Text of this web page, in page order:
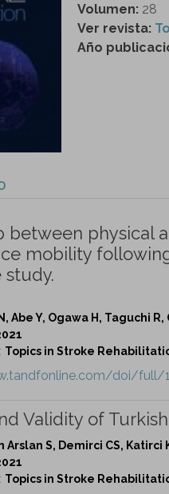
Volumen: 28
Ver revista:
Año
between physical
mobility
study.
Abe Y, Ogawa H, Taguchi
Topics in Stroke
doi/full/
Validity of
Arslan S, Demirci CS, Katirci
Topics in Stroke